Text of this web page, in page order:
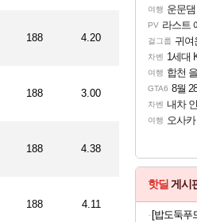
188 4.20
188 3.00
188 4.38
188 4.11
여행 운문댐
PV 라스트 에
걸그룹 귀여
차벤 1세대 K7 3.5NA
여행 합천
GTA6 8월 28
차벤 내차
여행 오사
핫딜 게시